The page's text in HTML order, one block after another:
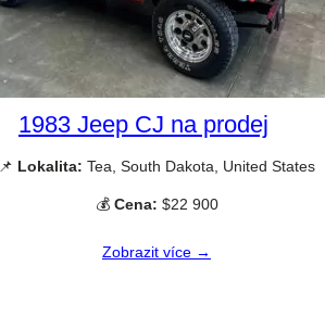
1983 Jeep CJ na prodej
📌 Lokalita: Tea, South Dakota, United States
💰 Cena: $22 900
Zobrazit více →